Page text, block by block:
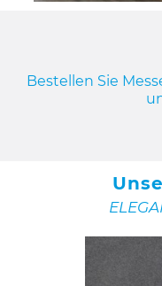
Bestellen Sie